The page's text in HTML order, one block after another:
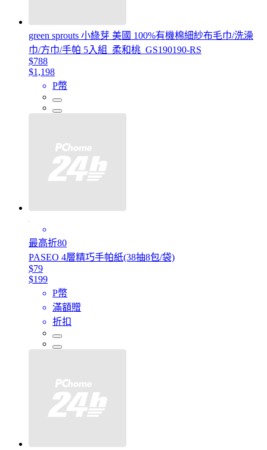
green sprouts 小綠芽 美國 100%有機棉細紗布毛巾/洗澡
巾/方巾/手帕 5入組_柔和桃_GS190190-RS
$788
$1,198
P幣
最高折80
PASEO 4層精巧手帕紙(38抽8包/袋)
$79
$199
P幣
滿額贈
折扣